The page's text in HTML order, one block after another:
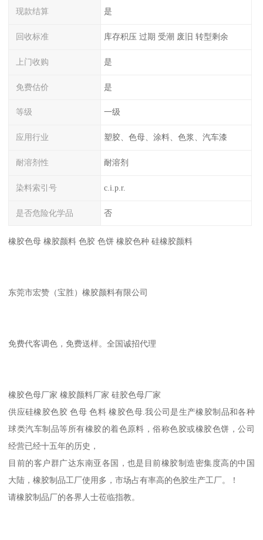
现款结算 是
回收标准 库存积压 过期 受潮 废旧 转型剩余
上门收购 是
免费估价 是
等级 一级
应用行业 塑胶、色母、涂料、色浆、汽车漆
耐溶剂性 耐溶剂
染料索引号 c.i.p.r.
是否危险化学品 否
橡胶色母 橡胶颜料 色胶 色饼 橡胶色种 硅橡胶颜料
东莞市宏赞（宝胜）橡胶颜料有限公司
免费代客调色，免费送样。全国诚招代理
橡胶色母厂家 橡胶颜料厂家 硅胶色母厂家
供应硅橡胶色胶 色母 色料 橡胶色母.我公司是生产橡胶制品和各种
球类汽车制品等所有橡胶的着色原料，俗称色胶或橡胶色饼，公司
经营已经十五年的历史，
目前的客户群广达东南亚各国，也是目前橡胶制造密集度高的中国
大陆，橡胶制品工厂使用多，市场占有率高的色胶生产工厂。！
请橡胶制品厂的各界人士莅临指教。